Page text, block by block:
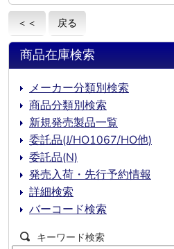
＜＜ 戻る
商品在庫検索
メーカー分類別検索
商品分類別検索
新規発売製品一覧
委託品(J/HO1067/HO他)
委託品(N)
発売入荷・先行予約情報
詳細検索
バーコード検索
キーワード検索